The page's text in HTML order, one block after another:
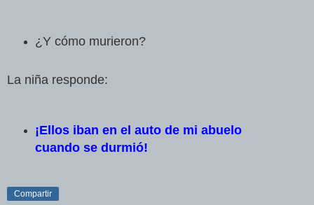
¿Y cómo murieron?
La niña responde:
¡Ellos iban en el auto de mi abuelo
cuando se durmió!
Compartir